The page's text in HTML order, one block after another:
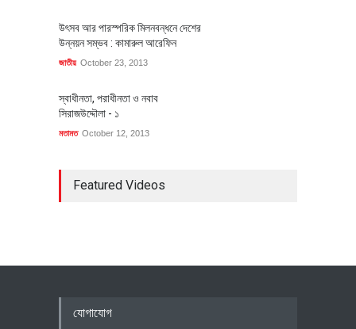
উৎসব আর পারস্পরিক মিলনবন্ধনে দেশের
উন্নয়ন সম্ভব : কামারুল আরেফিন
জাতীয় October 23, 2013
স্বাধীনতা, পরাধীনতা ও নবাব
সিরাজউদ্দৌলা - ১
মতামত October 12, 2013
Featured Videos
যোগাযোগ